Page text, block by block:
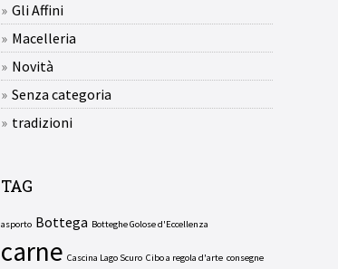
Gli Affini
Macelleria
Novità
Senza categoria
tradizioni
TAG
asporto Bottega Botteghe Golose d'Eccellenza
carne Cascina Lago Scuro Cibo a regola d'arte consegne